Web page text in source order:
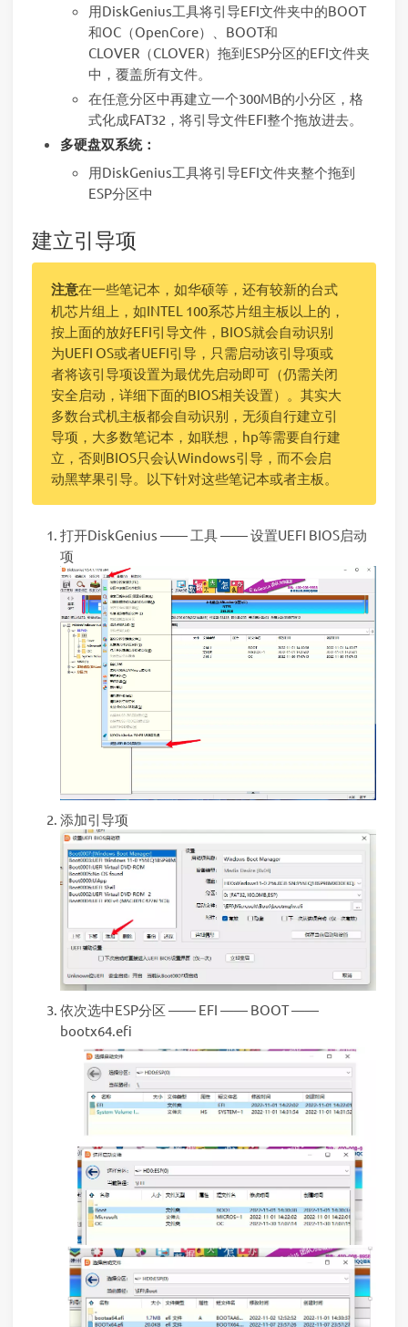
用DiskGenius工具将引导EFI文件夹中的BOOT
和OC（OpenCore）、BOOT和
CLOVER（CLOVER）拖到ESP分区的EFI文件夹
中，覆盖所有文件。
在任意分区中再建立一个300MB的小分区，格
式化成FAT32，将引导文件EFI整个拖放进去。
多硬盘双系统：
用DiskGenius工具将引导EFI文件夹整个拖到
ESP分区中
建立引导项
注意在一些笔记本，如华硕等，还有较新的台式
机芯片组上，如INTEL 100系芯片组主板以上的，
按上面的放好EFI引导文件，BIOS就会自动识别
为UEFI OS或者UEFI引导，只需启动该引导项或
者将该引导项设置为最优先启动即可（仍需关闭
安全启动，详细下面的BIOS相关设置）。其实大
多数台式机主板都会自动识别，无须自行建立引
导项，大多数笔记本，如联想，hp等需要自行建
立，否则BIOS只会认Windows引导，而不会启
动黑苹果引导。以下针对这些笔记本或者主板。
打开DiskGenius —— 工具 —— 设置UEFI BIOS启动
项
添加引导项
依次选中ESP分区 —— EFI —— BOOT ——
bootx64.efi